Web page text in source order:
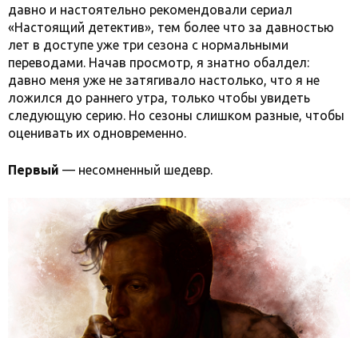
давно и настоятельно рекомендовали сериал
«Настоящий детектив», тем более что за давностью
лет в доступе уже три сезона с нормальными
переводами. Начав просмотр, я знатно обалдел:
давно меня уже не затягивало настолько, что я не
ложился до раннего утра, только чтобы увидеть
следующую серию. Но сезоны слишком разные, чтобы
оценивать их одновременно.
Первый — несомненный шедевр.